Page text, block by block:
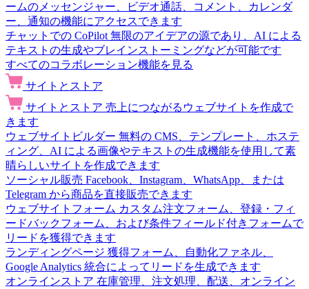
ームのメッセンジャー、ビデオ通話、コメント、カレンダ
ー、通知の機能にアクセスできます
チャットでの CoPilot 無限のアイデアの源であり、AI による
テキストの生成やブレインストーミングなどが可能です
すべてのコラボレーション機能を見る
サイトとストア
サイトとストア 売上につながるウェブサイトを作成で
きます
ウェブサイトビルダー 無料の CMS、テンプレート、ホステ
ィング、AI による画像やテキストの生成機能を使用して素
晴らしいサイトを作成できます
ソーシャル販売 Facebook、Instagram、WhatsApp、または
Telegram から商品を直接販売できます
ウェブサイトフォーム カスタム注文フォーム、登録・フィ
ードバックフォーム、および条件フィールド付きフォームで
リードを獲得できます
ランディングページ 獲得フォーム、自動化ファネル、
Google Analytics 統合によってリードを生成できます
オンラインストア 在庫管理、注文処理、配送、オンライン